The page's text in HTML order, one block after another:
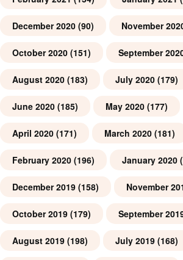
December 2020 (90) November
October 2020 (151) September
August 2020 (183) July 2020 (179)
June 2020 (185) May 2020 (177)
April 2020 (171) March 2020 (181)
February 2020 (196) January 2020
December 2019 (158) November
October 2019 (179) September
August 2019 (198) July 2019 (168)